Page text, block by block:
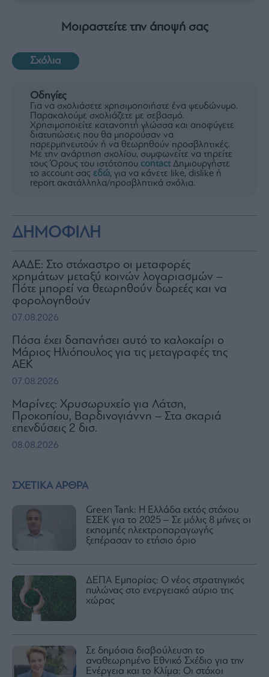
ΣΧΕΤΙΚΑ ΑΡΘΡΑ
Green Tank: Η Ελλάδα εκτός στόχου
ΕΣΕΚ για το 2025 – Σε μόλις 8 μήνες οι
εκπομπές ηλεκτροπαραγωγής
ξεπέρασαν το ετήσιο όριο
ΔΕΠΑ Εμπορίας: Ο νέος στρατηγικός
πυλώνας στο ενεργειακό αύριο της
χώρας
Σε δημόσια διαβούλευση το
αναθεωρημένο Εθνικό Σχέδιο για την
Ενέργεια και το Κλίμα: Οι στόχοι
Μοιραστείτε την άποψή σας
Σχόλια
Οδηγίες
Για να σχολιάσετε χρησιμοποιήστε ένα ψευδώνυμο.
Παρακαλούμε σχολιάζετε με σεβασμό.
Χρησιμοποιείτε κατανοητή γλώσσα και αποφύγετε
διατυπώσεις που θα μπορούσαν να
παρερμηνευτούν ή να θεωρηθούν προσβλητικές.
Με την ανάρτηση σχολίου, συμφωνείτε να τηρείτε
τους Όρους του ιστότοπου contactΔημιουργήστε
το account σας εδώ, για να κάνετε like, dislike ή
report ακατάλληλα/προσβλητικά σχόλια.
ΔΗΜΟΦΙΛΗ
ΑΑΔΕ: Στο στόχαστρο οι μεταφορές
χρημάτων μεταξύ κοινών λογαριασμών –
Πότε μπορεί να θεωρηθούν δωρεές και να
φορολογηθούν
07.08.2026
Πόσα έχει δαπανήσει αυτό το καλοκαίρι ο
Μάριος Ηλιόπουλος για τις μεταγραφές της
ΑΕΚ
07.08.2026
Μαρίνες: Χρυσωρυχείο για Λάτση,
Προκοπίου, Βαρδινογιάννη – Στα σκαριά
επενδύσεις 2 δισ.
08.08.2026